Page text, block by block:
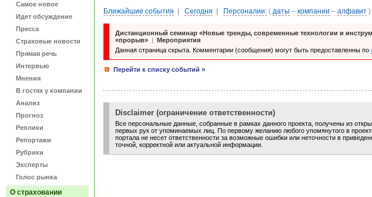
Самое новое
Идет обсуждение
Пресса
Страховые новости
Прямая речь
Интервью
Мнения
В гостях у компании
Анализ
Прогноз
Реплики
Репортажи
Рубрики
Эксперты
Голос рынка
О страховании
Ближайшие события Сегодня Персоналии: ( даты – компании – алфавит )
Дистанционный семинар «Новые тренды, современные технологии и
«прорыв»
Мероприятия
Данная страница скрыта. Комментарии (сообщения) могут быть предоставленны по
Перейти к списку событий »
Disclaimer (ограничение ответственности)
Все персональные данные, собранные в рамках данного проекта, получены из
первых рук от упоминаемых лиц. По первому желанию любого упомянутого в
портала не несет ответственности за возможные ошибки или неточности в
точной, корректной или актуальной информации.